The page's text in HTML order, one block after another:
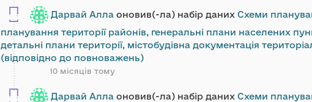
Дарвай Алла оновив(-ла) набір даних Схеми
планування території районів, генеральні плани населених
детальні плани території, містобудівна документація
(відповідно до повноважень)
10 місяців тому
Дарвай Алла оновив(-ла) набір даних Схеми